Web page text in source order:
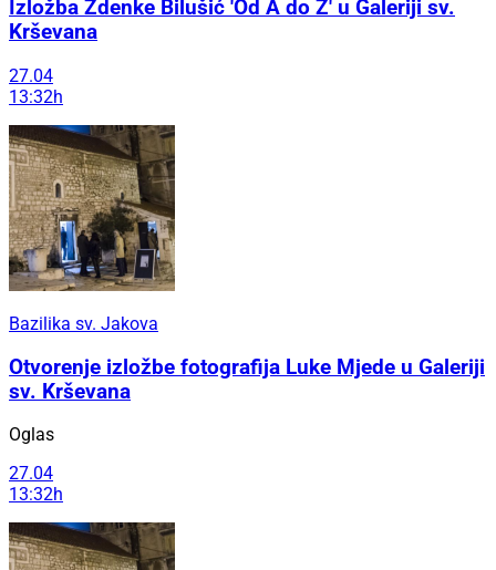
Izložba Zdenke Bilušić 'Od A do Z' u Galeriji sv.
Krševana
27.04
13:32h
Bazilika sv. Jakova
Otvorenje izložbe fotografija Luke Mjede u Galeriji
sv. Krševana
Oglas
27.04
13:32h